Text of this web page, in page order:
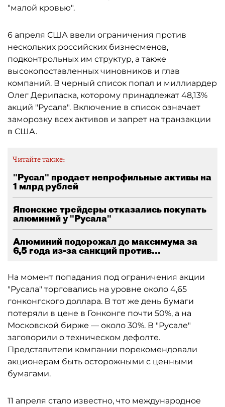
"малой кровью".
6 апреля США ввели ограничения против
нескольких российских бизнесменов,
подконтрольных им структур, а также
высокопоставленных чиновников и глав
компаний. В черный список попал и миллиардер
Олег Дерипаска, которому принадлежат 48,13%
акций "Русала". Включение в список означает
заморозку всех активов и запрет на транзакции
в США.
Читайте также:
"Русал" продает непрофильные активы на
1 млрд рублей
Японские трейдеры отказались покупать
алюминий у "Русала"
Алюминий подорожал до максимума за
6,5 года из-за санкций против...
На момент попадания под ограничения акции
"Русала" торговались на уровне около 4,65
гонконгского доллара. В тот же день бумаги
потеряли в цене в Гонконге почти 50%, а на
Московской бирже — около 30%. В "Русале"
заговорили о техническом дефолте.
Представители компании порекомендовали
акционерам быть осторожными с ценными
бумагами.
11 апреля стало известно, что международное